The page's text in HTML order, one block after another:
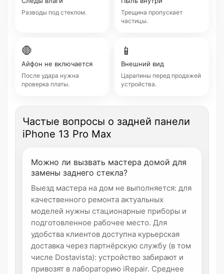
Разводы под стеклом.
Трещина пропускает
частицы.
🛑
Айфон не включается
После удара нужна
проверка платы.
📱
Внешний вид
Царапины перед продажей
устройства.
Частые вопросы о задней панели
iPhone 13 Pro Max
Можно ли вызвать мастера домой для
замены заднего стекла?
Выезд мастера на дом не выполняется: для
качественного ремонта актуальных
моделей нужны стационарные приборы и
подготовленное рабочее место. Для
удобства клиентов доступна курьерская
доставка через партнёрскую службу (в том
числе Dostavista): устройство забирают и
привозят в лабораторию iRepair. Среднее